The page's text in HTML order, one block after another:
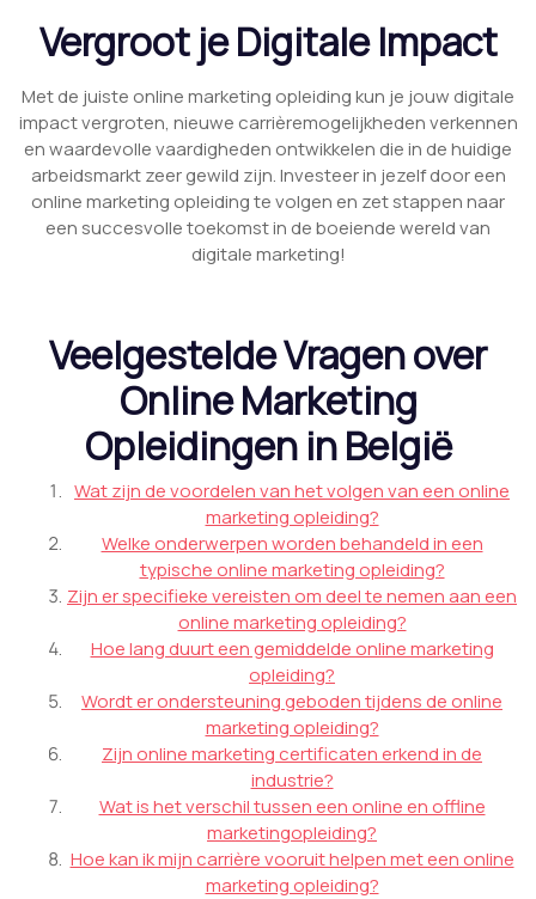
Vergroot je Digitale Impact
Met de juiste online marketing opleiding kun je jouw digitale
impact vergroten, nieuwe carrièremogelijkheden verkennen
en waardevolle vaardigheden ontwikkelen die in de huidige
arbeidsmarkt zeer gewild zijn. Investeer in jezelf door een
online marketing opleiding te volgen en zet stappen naar
een succesvolle toekomst in de boeiende wereld van
digitale marketing!
Veelgestelde Vragen over
Online Marketing
Opleidingen in België
Wat zijn de voordelen van het volgen van een online
marketing opleiding?
Welke onderwerpen worden behandeld in een
typische online marketing opleiding?
Zijn er specifieke vereisten om deel te nemen aan een
online marketing opleiding?
Hoe lang duurt een gemiddelde online marketing
opleiding?
Wordt er ondersteuning geboden tijdens de online
marketing opleiding?
Zijn online marketing certificaten erkend in de
industrie?
Wat is het verschil tussen een online en offline
marketingopleiding?
Hoe kan ik mijn carrière vooruit helpen met een online
marketing opleiding?